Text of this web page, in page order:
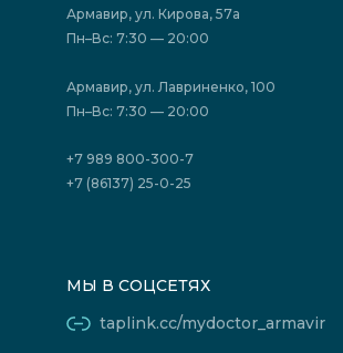
Фотогалерея
Политика конфиденциальности
Акции
Акции
Отзывы
Государственные программы
Юридическим лицам
Армавир, ул. Кирова, 57а
Пн–Вс: 7:30 — 20:00
Армавир, ул. Лавриненко, 100
Пн–Вс: 7:30 — 20:00
+7 989 800-300-7
+7 (86137) 25-0-25
МЫ В СОЦСЕТЯХ
taplink.cc/mydoctor_armavir